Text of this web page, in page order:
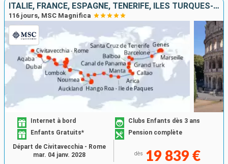
ITALIE, FRANCE, ESPAGNE, TENERIFE, ÎLES TURQUES-ET-CAÏQUES, BAHAMAS, PANAMA, ÉQUATEUR, PÉROU, CHILI, ROYAUME-UNI, TONGA, NOUVELLE-CALÉDONIE, NOUVELLE-ZÉLANDE, AUSTRALIE, INDONÉSIE, VIETNAM, THAÏLANDE,
116 jours, MSC Magnifica
Internet à bord
Clubs Enfants dès 3 ans
Enfants Gratuits*
Pension complète
dès 19 839 €
Départ de Civitavecchia - Rome
mar. 04 janv. 2028